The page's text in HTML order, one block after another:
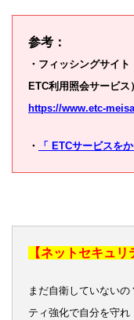
参考：
・フィッシングサイ
ETC利用照会サービス）
https://www.etc-
・ 「 ETCサービスを
【ネットセキュ
まだ自衛していない
ティ強化で自分を守